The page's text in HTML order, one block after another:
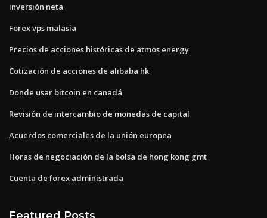
inversión neta
Forex vps malasia
Precios de acciones históricas de atmos energy
Cotización de acciones de alibaba hk
Donde usar bitcoin en canadá
Revisión de intercambio de monedas de capital
Acuerdos comerciales de la unión europea
Horas de negociación de la bolsa de hong kong gmt
Cuenta de forex administrada
Featured Posts